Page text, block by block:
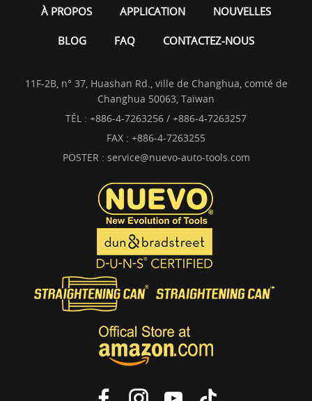
À PROPOS APPLICATION NOUVELLES
BLOG FAQ CONTACTEZ-NOUS
11F-2B, n° 37, Huashan Rd., ville de Changhua, comté de
Changhua 50063, Taïwan
TÉL : +886-4-7263256 / +886-4-7263257
FAX : +886-4-7263255
POSTER : service@nuevo-auto-tools.com